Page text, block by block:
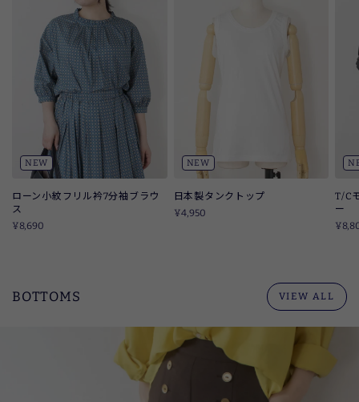
NEW
ローン小紋フリル衿7分袖ブラウ
ス
¥8,690
NEW
日本製タンクトップ
¥4,950
T/C
ー
BOTTOMS VIEW ALL